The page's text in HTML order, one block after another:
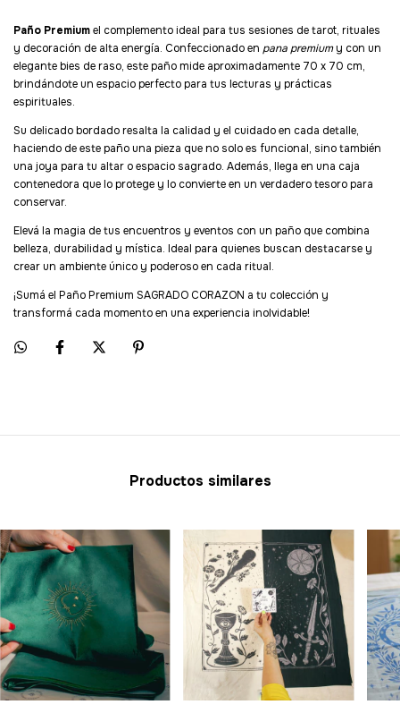
Paño Premiumel complemento ideal para tus sesiones de tarot, rituales
y decoración de alta energía. Confeccionado en pana premiumy con un
elegante bies de raso, este paño mide aproximadamente 70 x 70 cm,
brindándote un espacio perfecto para tus lecturas y prácticas
espirituales.
Su delicado bordado resalta la calidad y el cuidado en cada detalle,
haciendo de este paño una pieza que no solo es funcional, sino también
una joya para tu altar o espacio sagrado. Además, llega en una caja
contenedora que lo protege y lo convierte en un verdadero tesoro para
conservar.
Elevá la magia de tus encuentros y eventos con un paño que combina
belleza, durabilidad y mística. Ideal para quienes buscan destacarse y
crear un ambiente único y poderoso en cada ritual.
¡Sumá el Paño Premium SAGRADO CORAZON a tu colección y
transformá cada momento en una experiencia inolvidable!
Productos similares